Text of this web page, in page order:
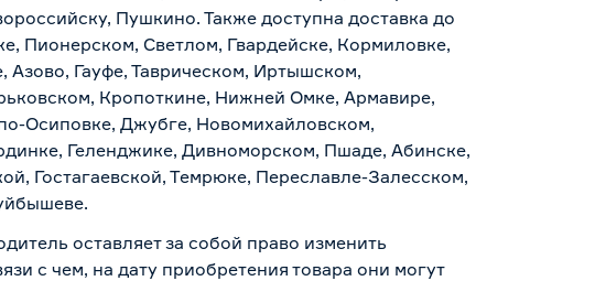
Пушкино. Также доступна доставка до
Пионерском, Светлом, Гвардейске, Кормиловке,
Гауфе, Таврическом, Иртышском,
Кропоткине, Нижней Омке, Армавире,
Осиповке, Джубге, Новомихайловском,
Геленджике, Дивноморском, Пшаде, Абинске,
Гостагаевской, Темрюке, Переславле-Залесском,
оставляет за собой право изменить
с чем, на дату приобретения товара они могут